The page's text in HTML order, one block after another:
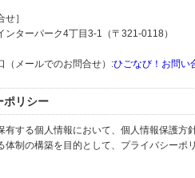
せ］
ンターパーク4丁目3-1（〒321-0118）
（メールでのお問合せ）:ひごなび！お問い
ポリシー
有する個人情報において、個人情報保護
体制の構築を目的として、プライバシーポ